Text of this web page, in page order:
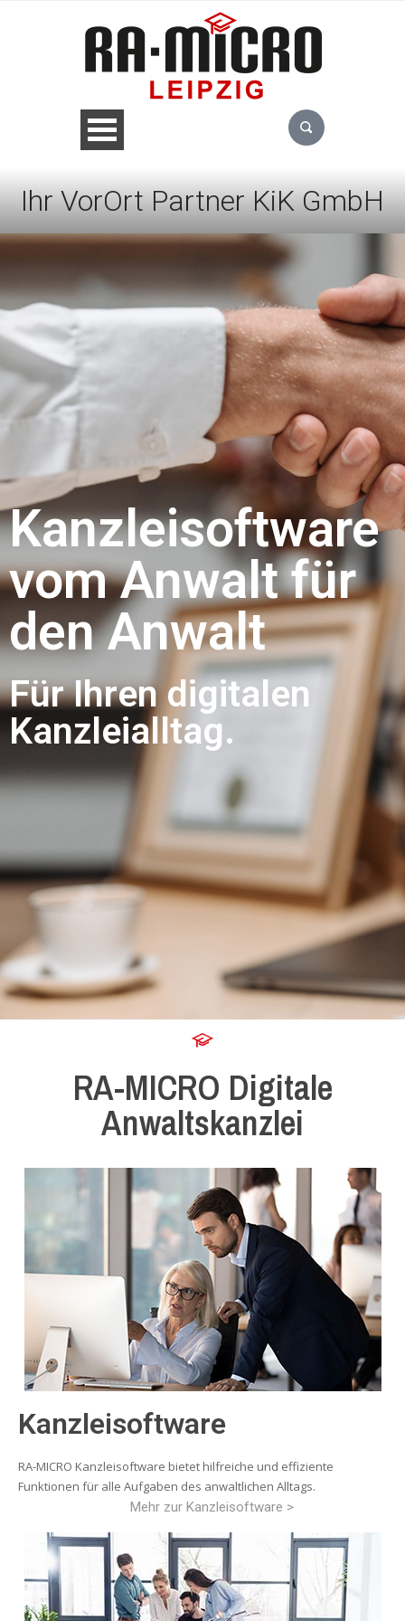
Ihr VorOrt Partner KiK GmbH
Kanzleisoftware
vom Anwalt für
den Anwalt
Für Ihren digitalen
Kanzleialltag.
RA-MICRO Digitale
Anwaltskanzlei
Kanzleisoftware
RA-MICRO Kanzleisoftware bietet hilfreiche und effiziente
Funktionen für alle Aufgaben des anwaltlichen Alltags.
Mehr zur Kanzleisoftware >